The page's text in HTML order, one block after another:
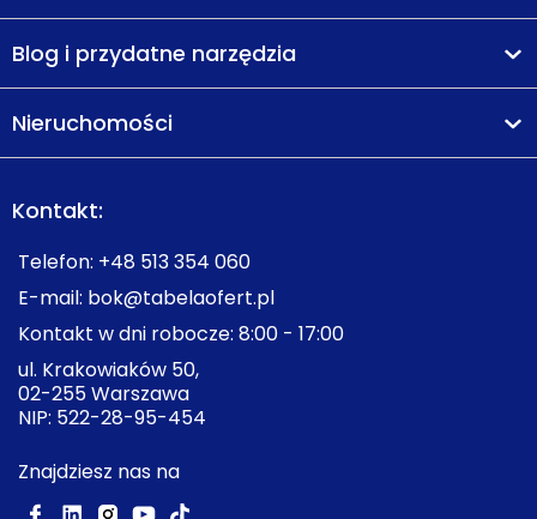
Blog i przydatne narzędzia
Nieruchomości
Kontakt:
Telefon: +48 513 354 060
E-mail: bok@tabelaofert.pl
Kontakt w dni robocze: 8:00 - 17:00
ul. Krakowiaków 50,
02-255 Warszawa
NIP: 522-28-95-454
Znajdziesz nas na